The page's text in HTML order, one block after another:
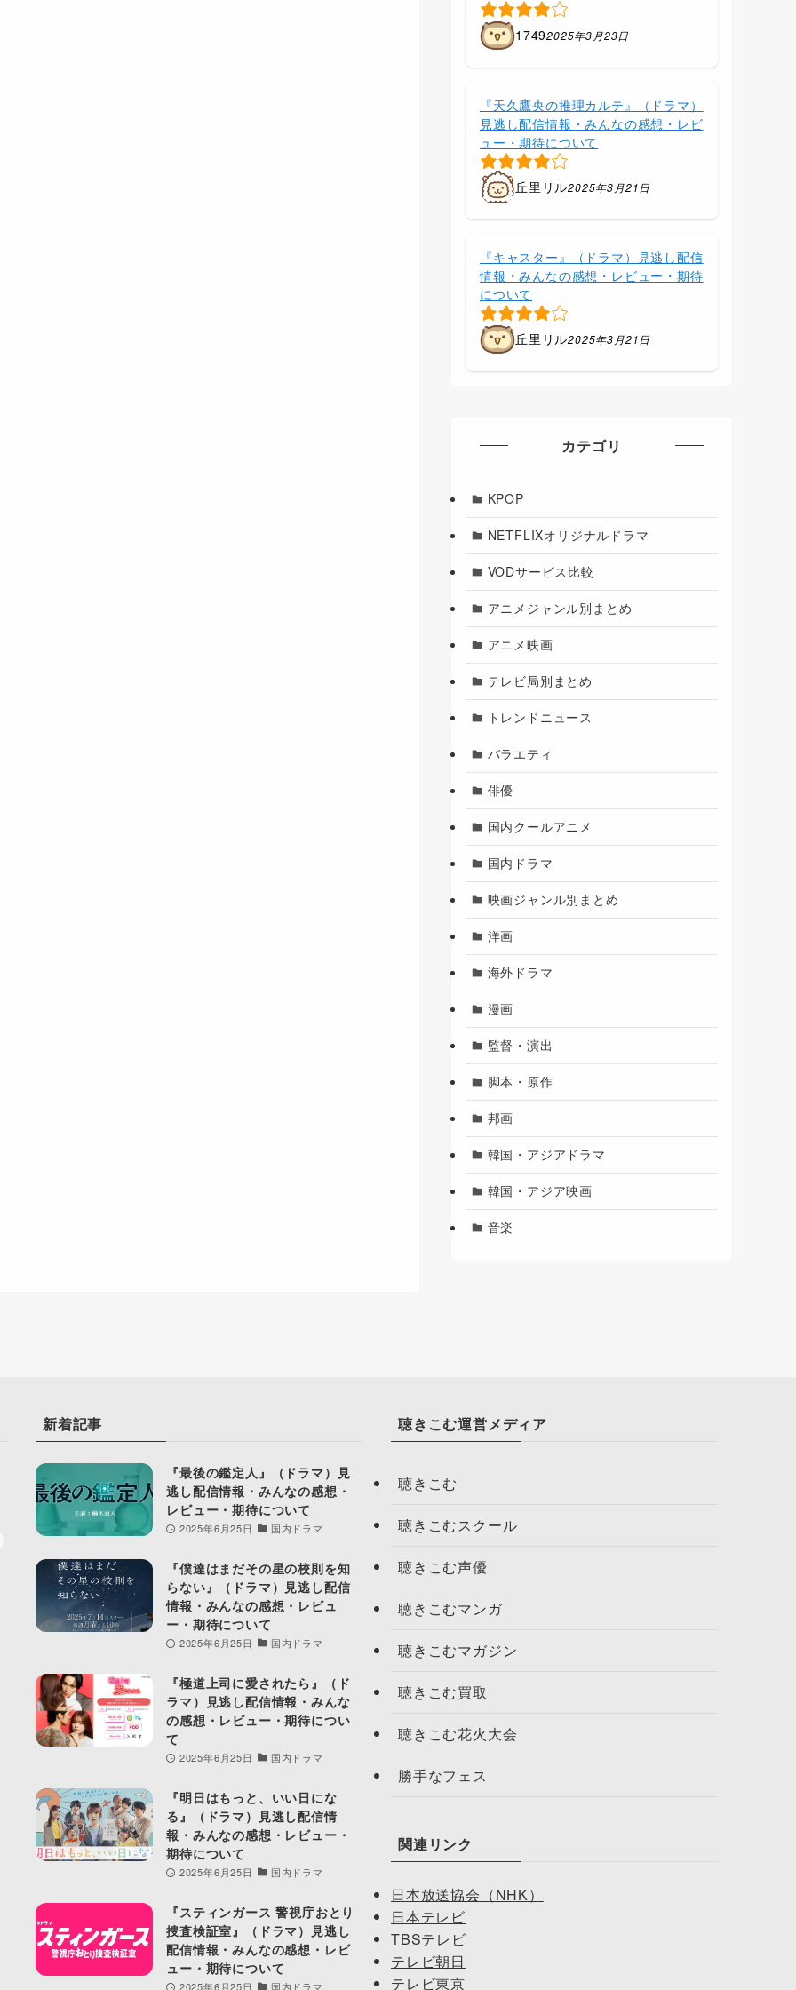
17492025年3月23日
『天久鷹央の推理カルテ』（ドラマ）
見逃し配信情報・みんなの感想・レビ
ュー・期待について
丘里リル2025年3月21日
『キャスター』（ドラマ）見逃し配信
情報・みんなの感想・レビュー・期待
について
丘里リル2025年3月21日
カテゴリ
KPOP
NETFLIXオリジナルドラマ
VODサービス比較
アニメジャンル別まとめ
アニメ映画
テレビ局別まとめ
トレンドニュース
バラエティ
俳優
国内クールアニメ
国内ドラマ
映画ジャンル別まとめ
洋画
海外ドラマ
漫画
監督・演出
脚本・原作
邦画
韓国・アジアドラマ
韓国・アジア映画
音楽
新着記事
『最後の鑑定人』（ドラマ）見
逃し配信情報・みんなの感想・
レビュー・期待について
2025年6月25日 国内ドラマ
『僕達はまだその星の校則を知
らない』（ドラマ）見逃し配信
情報・みんなの感想・レビュ
ー・期待について
2025年6月25日 国内ドラマ
『極道上司に愛されたら』（ド
ラマ）見逃し配信情報・みんな
の感想・レビュー・期待につい
て
2025年6月25日 国内ドラマ
『明日はもっと、いい日にな
る』（ドラマ）見逃し配信情
報・みんなの感想・レビュー・
期待について
2025年6月25日 国内ドラマ
『スティンガース 警視庁おとり
捜査検証室』（ドラマ）見逃し
配信情報・みんなの感想・レビ
ュー・期待について
2025年6月25日 国内ドラマ
聴きこむ運営メディア
聴きこむ
聴きこむスクール
聴きこむ声優
聴きこむマンガ
聴きこむマガジン
聴きこむ買取
聴きこむ花火大会
勝手なフェス
関連リンク
日本放送協会（NHK）
日本テレビ
TBSテレビ
テレビ朝日
テレビ東京